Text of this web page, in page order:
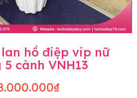
hồ điệp vip nữ
5 cành VNH13